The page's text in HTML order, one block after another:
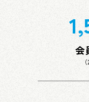
「エデュース学校
未来像をテーマと
2026年07月29日 (
非営利活動法人
ビュー
会